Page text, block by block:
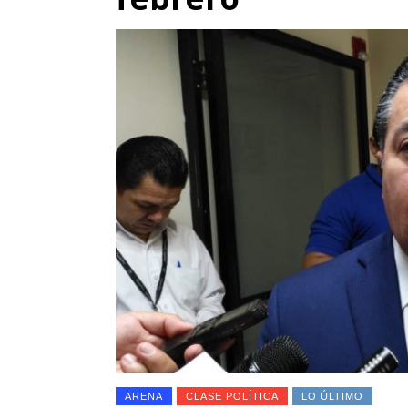
ARENA CLASE POLÍTICA LO ÚLTIMO